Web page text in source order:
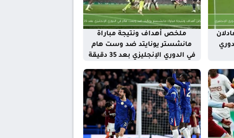
الدوري
ملخص أهداف ونتيجة مباراة
مانشستر يونايتد ضد وست هام
في الدوري الإنجليزي بعد 35 دقيقة